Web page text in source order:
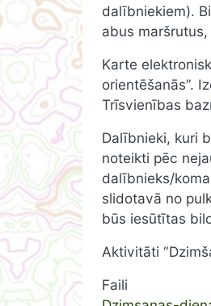
dalībniekiem).
abus
Karte
orientēšanās”.
Trīsvienības
Dalībnieki, kuri
noteikti pēc
dalībnieks/
slidotavā no
būs iesūtītas
Aktivitāti
Faili